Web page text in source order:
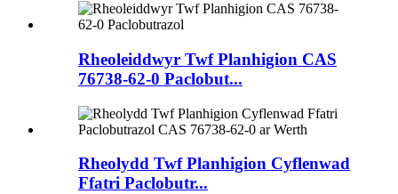
Rheoleiddwyr Twf Planhigion CAS
76738-62-0 Paclobut...
Rheolydd Twf Planhigion Cyflenwad
Ffatri Paclobutr...